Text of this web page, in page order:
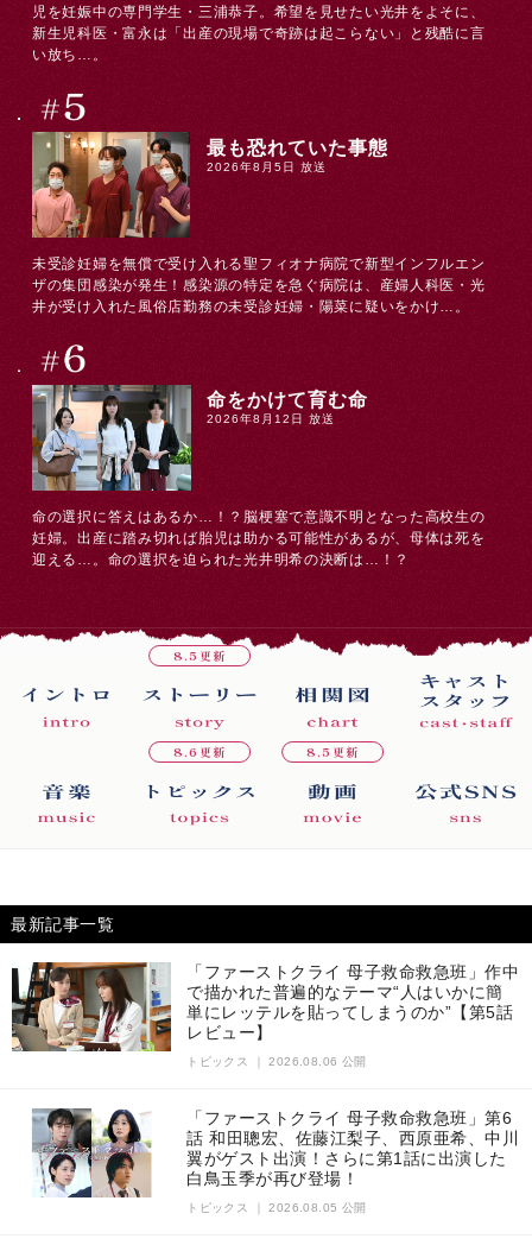
児を妊娠中の専門学生・三浦恭子。希望を見せたい光井をよそに、
新生児科医・富永は「出産の現場で奇跡は起こらない」と残酷に言
い放ち…。
最も恐れていた事態
2026年8月5日 放送
未受診妊婦を無償で受け入れる聖フィオナ病院で新型インフルエン
ザの集団感染が発生！感染源の特定を急ぐ病院は、産婦人科医・光
井が受け入れた風俗店勤務の未受診妊婦・陽菜に疑いをかけ…。
命をかけて育む命
2026年8月12日 放送
命の選択に答えはあるか…！？脳梗塞で意識不明となった高校生の
妊婦。出産に踏み切れば胎児は助かる可能性があるが、母体は死を
迎える…。命の選択を迫られた光井明希の決断は…！？
8.5更新
8.6更新 8.5更新
最新記事一覧
「ファーストクライ 母子救命救急班」作中
で描かれた普遍的なテーマ“人はいかに簡
単にレッテルを貼ってしまうのか”【第5話
レビュー】
トピックス 2026.08.06 公開
「ファーストクライ 母子救命救急班」第6
話 和田聰宏、佐藤江梨子、西原亜希、中川
翼がゲスト出演！さらに第1話に出演した
白鳥玉季が再び登場！
トピックス 2026.08.05 公開